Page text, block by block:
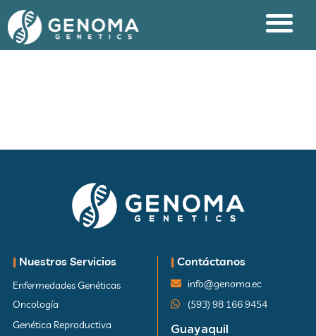
| Nuestros Servicios
Enfermedades Genéticas
Oncología
Genética Reproductiva
| Contáctanos
info@genoma.ec
(593) 98 166 9454
Guayaquil